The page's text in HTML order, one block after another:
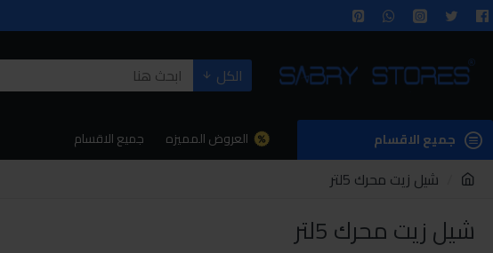
الكل
جميع الاقسام العروض المميزه جميع الاقسام
شيل زيت محرك 5لتر
شيل زيت محرك 5لتر